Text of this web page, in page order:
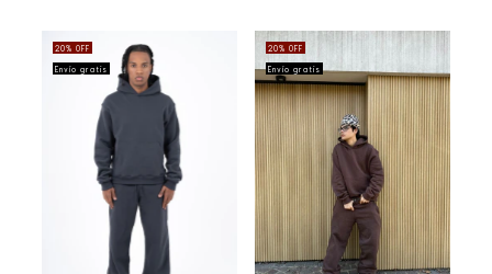
20% OFF
Envío gratis
20% OFF
Envío gratis